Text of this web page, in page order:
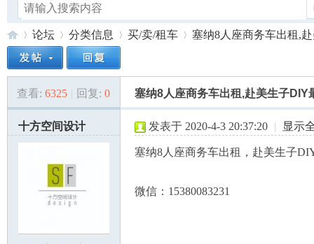
美»
论坛
›
分类信息 买/卖/租车
›
塞纳8人座商务车出租,
查看: 6325 | 回复: 0 塞纳8人座商务车出租,赴美生子DIY
十方空间设计 发表于 2020-4-3 20:37:20 | 显示
塞纳8人座商务车出租，赴美生子
微信：15380083231